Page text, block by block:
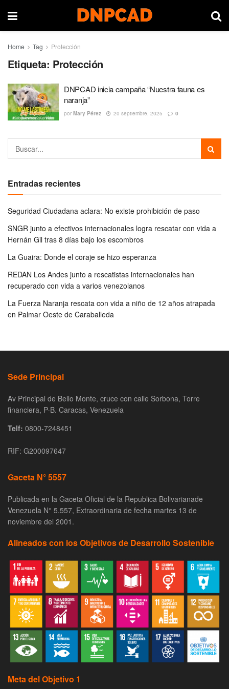
Home Tag Protección
Etiqueta: Protección
DNPCAD inicia campaña “Nuestra fauna es
naranja”
por Mary Pérez 20 septiembre, 2025 0
Entradas recientes
Seguridad Ciudadana aclara: No existe prohibición de paso
SNGR junto a efectivos internacionales logra rescatar con vida a
Hernán Gil tras 8 días bajo los escombros
La Guaira: Donde el coraje se hizo esperanza
REDAN Los Andes junto a rescatistas internacionales han
recuperado con vida a varios venezolanos
La Fuerza Naranja rescata con vida a niño de 12 años atrapada
en Palmar Oeste de Caraballeda
Sede Principal
Av Principal de Bello Monte, cruce con calle Sorbona, Torre
financiera, P-B. Caracas, Venezuela
Telf: 0800-7248451
RIF: G200097647
Gaceta N° 5557
Publicada en la Gaceta Oficial de la Republica Bolivarianade
Venezuela N° 5.557, Extraordinaria de fecha martes 13 de
noviembre del 2001.
Alineados con los Objetivos de Desarrollo Sostenible
Meta del Objetivo 1